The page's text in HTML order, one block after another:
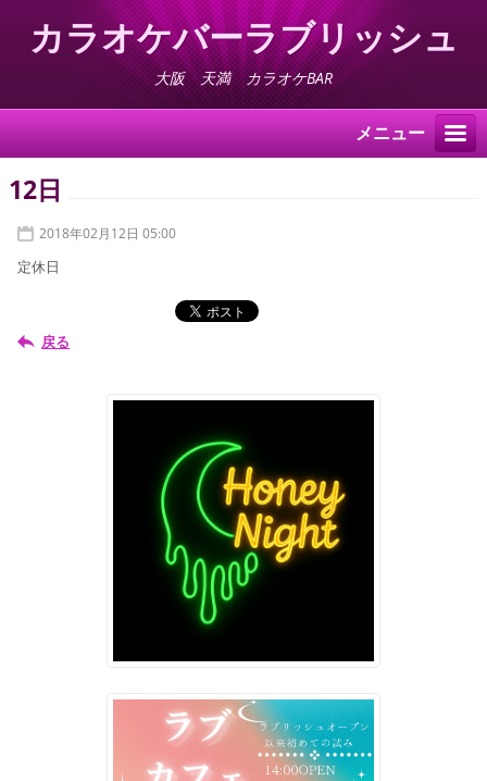
カラオケバーラブリッシュ
大阪 天満 カラオケBAR
メニュー
12日
2018年02月12日 05:00
定休日
戻る